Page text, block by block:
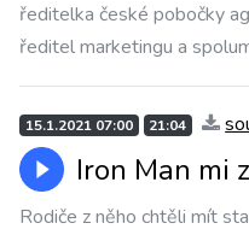
ředitelka české pobočky
ředitel marketingu a
15.1.2021 07:00 21:04
Iron Man mi
Rodiče z něho chtěli mít